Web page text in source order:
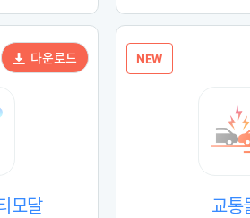
수
등
록
모달
다운로드 NEW
교통